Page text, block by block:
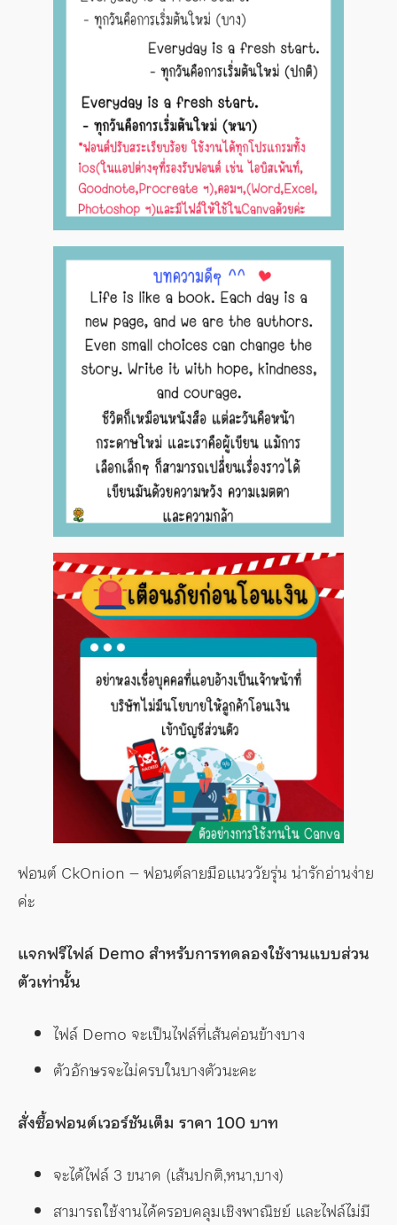
ฟอนต์ CkOnion – ฟอนต์ลายมือแนววัยรุ่น น่ารักอ่านง่าย
ค่ะ
แจกฟรีไฟล์ Demo สำหรับการทดลองใช้งานแบบส่วน
ตัวเท่านั้น
ไฟล์ Demo จะเป็นไฟล์ที่เส้นค่อนข้างบาง
ตัวอักษรจะไม่ครบในบางตัวนะคะ
สั่งซื้อฟอนต์เวอร์ชันเต็ม ราคา 100 บาท
จะได้ไฟล์ 3 ขนาด (เส้นปกติ,หนา,บาง)
สามารถใช้งานได้ครอบคลุมเชิงพาณิชย์ และไฟล์ไม่มี